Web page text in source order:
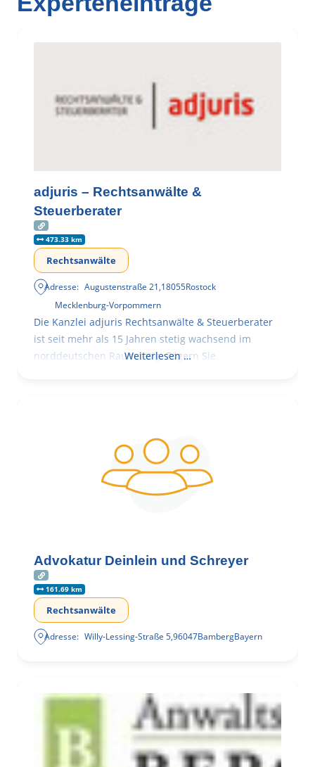
adjuris – Rechtsanwälte &
Steuerberater
473.33 km
Rechtsanwälte
Adresse: Augustenstraße 21,18055Rostock
Mecklenburg-Vorpommern
Die Kanzlei adjuris Rechtsanwälte & Steuerberater
ist seit mehr als 15 Jahren stetig wachsend im
norddeutschen Raum tätig. Zögern Sie
Weiterlesen …
Advokatur Deinlein und Schreyer
161.69 km
Rechtsanwälte
Adresse: Willy-Lessing-Straße 5,96047BambergBayern